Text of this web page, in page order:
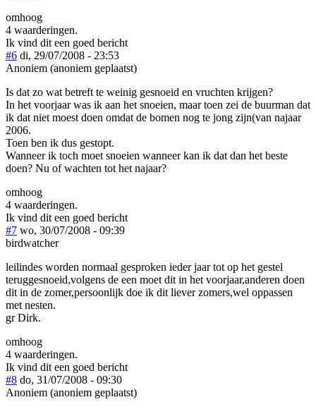
omhoog
4 waarderingen.
Ik vind dit een goed bericht
#6 di, 29/07/2008 - 23:53
Anoniem (anoniem geplaatst)
Is dat zo wat betreft te weinig gesnoeid en vruchten krijgen?
In het voorjaar was ik aan het snoeien, maar toen zei de buurman dat
ik dat niet moest doen omdat de bomen nog te jong zijn(van najaar
2006.
Toen ben ik dus gestopt.
Wanneer ik toch moet snoeien wanneer kan ik dat dan het beste
doen? Nu of wachten tot het najaar?
omhoog
4 waarderingen.
Ik vind dit een goed bericht
#7 wo, 30/07/2008 - 09:39
birdwatcher
leilindes worden normaal gesproken ieder jaar tot op het gestel
teruggesnoeid,volgens de een moet dit in het voorjaar,anderen doen
dit in de zomer,persoonlijk doe ik dit liever zomers,wel oppassen
met nesten.
gr Dirk.
omhoog
4 waarderingen.
Ik vind dit een goed bericht
#8 do, 31/07/2008 - 09:30
Anoniem (anoniem geplaatst)